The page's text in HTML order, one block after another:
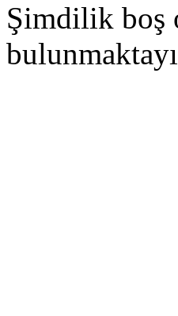
Şimdilik boş